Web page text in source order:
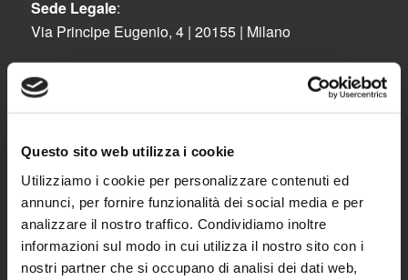
Questo sito web utilizza i cookie
Utilizziamo i cookie per personalizzare contenuti ed
annunci, per fornire funzionalità dei social media e per
analizzare il nostro traffico. Condividiamo inoltre
informazioni sul modo in cui utilizza il nostro sito con i
nostri partner che si occupano di analisi dei dati web,
Sede Legale:
Via Principe Eugenio, 4 | 20155 | Milano
Sede Operativa:
Via Lavoratori Autobianchi, 1 – Strada 8 – Edificio
22/F | 20832 | Desio (MB)
Tel. 0362 1900443
Fax 0362.1400333